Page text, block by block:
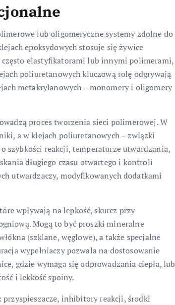
lub oligomeryczne systemy zdolne do
epoksydowych stosuje się żywice
często elastyfikatorami lub innymi polimerami,
poliuretanowych kluczową rolę odgrywają
metakrylanowych – monomery i oligomery
proces tworzenia sieci polimerowej. W
a w klejach poliuretanowych – związki
szybkości reakcji, temperaturze utwardzania,
długiego czasu otwartego i kontroli
utwardzaczy, modyfikowanych dodatkami
wpływają na lepkość, skurcz przy
Mogą to być proszki mineralne
(szklane, węglowe), a także specjalne
wypełniaczy pozwala na dostosowanie
gdzie wymaga się odprowadzania ciepła, lub
i lekkość spoiny.
inhibitory reakcji, środki